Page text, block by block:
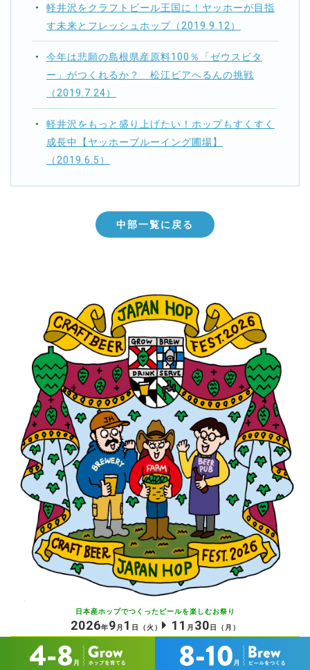
軽井沢をクラフトビール王国に！ヤッホーが目指
す未来とフレッシュホップ（2019.9.12）
今年は悲願の島根県産原料100％「ゼウスビタ
ー」がつくれるか？ 松江ビアへるんの挑戦
（2019.7.24）
軽井沢をもっと盛り上げたい！ホップもすくすく
成長中【ヤッホーブルーイング圃場】
（2019.6.5）
中部一覧に戻る
日本産ホップでつくったビールを楽しむお祭り
2026年9 月 1 日 （火） 11 月 30 日 （月）